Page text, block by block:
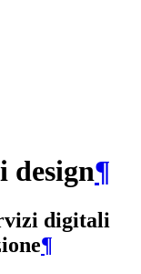
design¶
digitali
¶